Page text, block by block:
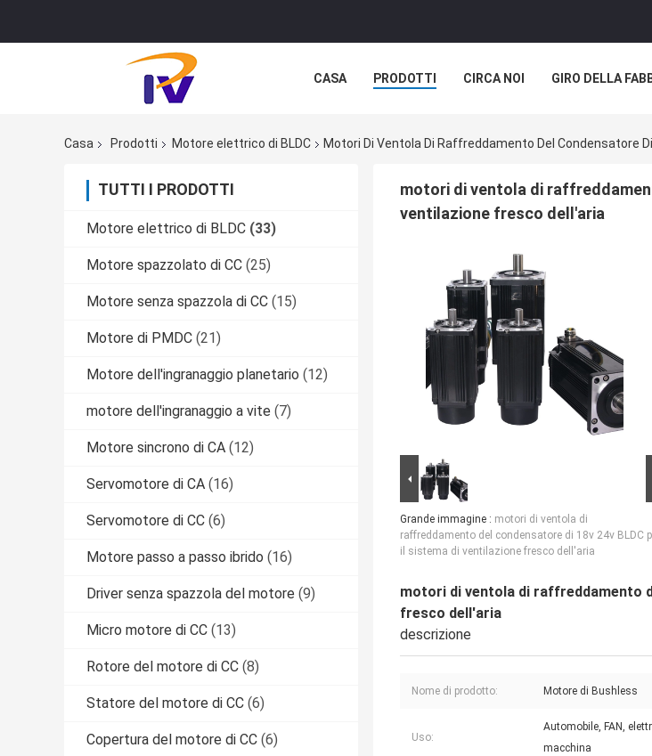
CASA PRODOTTI CIRCA NOI GIRO DELLA
Casa Prodotti Motore elettrico di BLDC Motori Di Ventola Di Raffreddamento Del Condensatore
TUTTI I PRODOTTI
Motore elettrico di BLDC (33)
Motore spazzolato di CC (25)
Motore senza spazzola di CC (15)
Motore di PMDC (21)
Motore dell'ingranaggio planetario (12)
motore dell'ingranaggio a vite (7)
Motore sincrono di CA (12)
Servomotore di CA (16)
Servomotore di CC (6)
Motore passo a passo ibrido (16)
Driver senza spazzola del motore (9)
Micro motore di CC (13)
Rotore del motore di CC (8)
Statore del motore di CC (6)
Copertura del motore di CC (6)
motori di ventola di
ventilazione fresco dell'aria
Grande immagine : motori di ventola di
raffreddamento del condensatore di 18v 24v BLDC
il sistema di ventilazione fresco dell'aria
motori di ventola di raffreddamento
fresco dell'aria
descrizione
Nome di prodotto: Motore di Bushless
Uso:
Automobile, FAN,
macchina